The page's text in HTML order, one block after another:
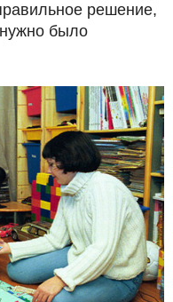
решение,
было